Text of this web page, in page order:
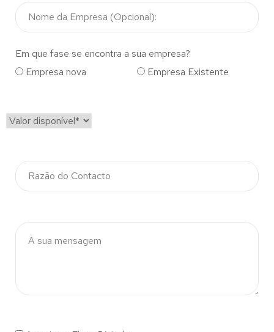
Em que fase se encontra a sua empresa?
Empresa nova
Empresa Existente